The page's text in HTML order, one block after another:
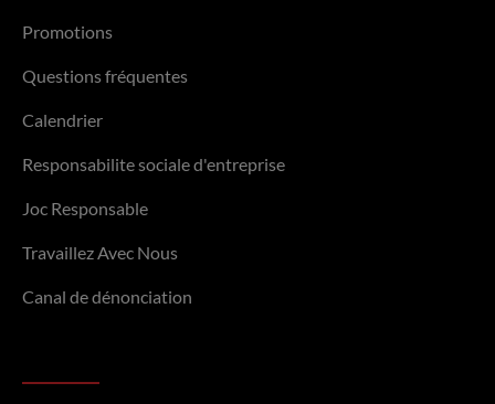
Promotions
Questions fréquentes
Calendrier
Responsabilite sociale d'entreprise
Joc Responsable
Travaillez Avec Nous
Canal de dénonciation